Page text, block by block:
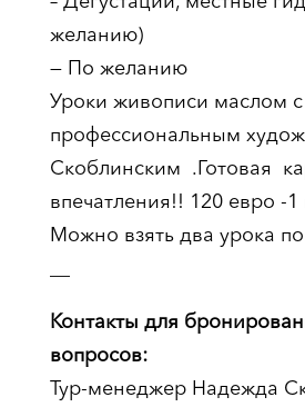
желанию)
— По желанию
Уроки живописи маслом с
профессиональным
Скоблинским .Готовая
впечатления!! 120 евро -1
Можно взять два урока
Контакты для
вопросов:
Тур-менеджер Надежда